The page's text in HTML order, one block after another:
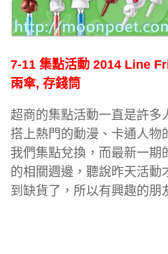
7-11 集點活動 2014 Line
雨傘, 存錢筒
超商的集點活動一直是許多
搭上熱門的動漫、卡通人物
我們集點兌換，而最新一期
的相關週邊，聽說昨天活動
到缺貨了，所以有興趣的朋